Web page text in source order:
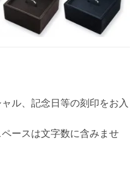
ル、記念日等の刻印をお入
ースは文字数に含みませ